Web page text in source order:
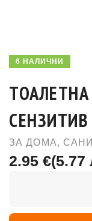
6 НАЛИЧНИ
СЕНЗИТИВ
ЗА ДОМА,
2.95 €(5.77